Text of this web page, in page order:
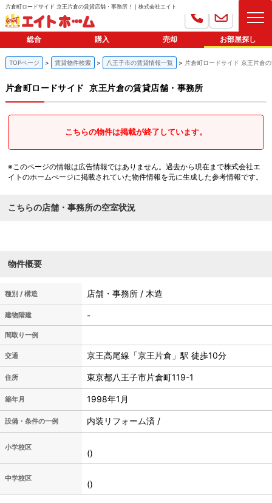
総合 購入 売却 お部屋探し
片倉町ロードサイド 京王片倉の賃貸店舗・事務所！｜株式会社エイト
TOPページ 賃貸物件検索 八王子市の賃貸情報一覧 片倉町ロードサイド 京王片倉
片倉町ロードサイド 京王片倉の賃貸店舗・事務所
こちらの物件は掲載が終了しています。
※このページの情報は広告情報ではありません。過去から現在まで株式会社エ
イトのホームぺージに掲載されていた物件情報を元に生成した参考情報です。
こちらの店舗・事務所の空室状況
物件概要
種別 / 構造 店舗・事務所 / 木造
建物階建 -
間取り一例
交通 京王高尾線「京王片倉」駅 徒歩10分
住所 東京都八王子市片倉町119-1
築年月 1998年1月
設備・条件の一例 内装リフォーム済 /
小学校区
()
中学校区
()